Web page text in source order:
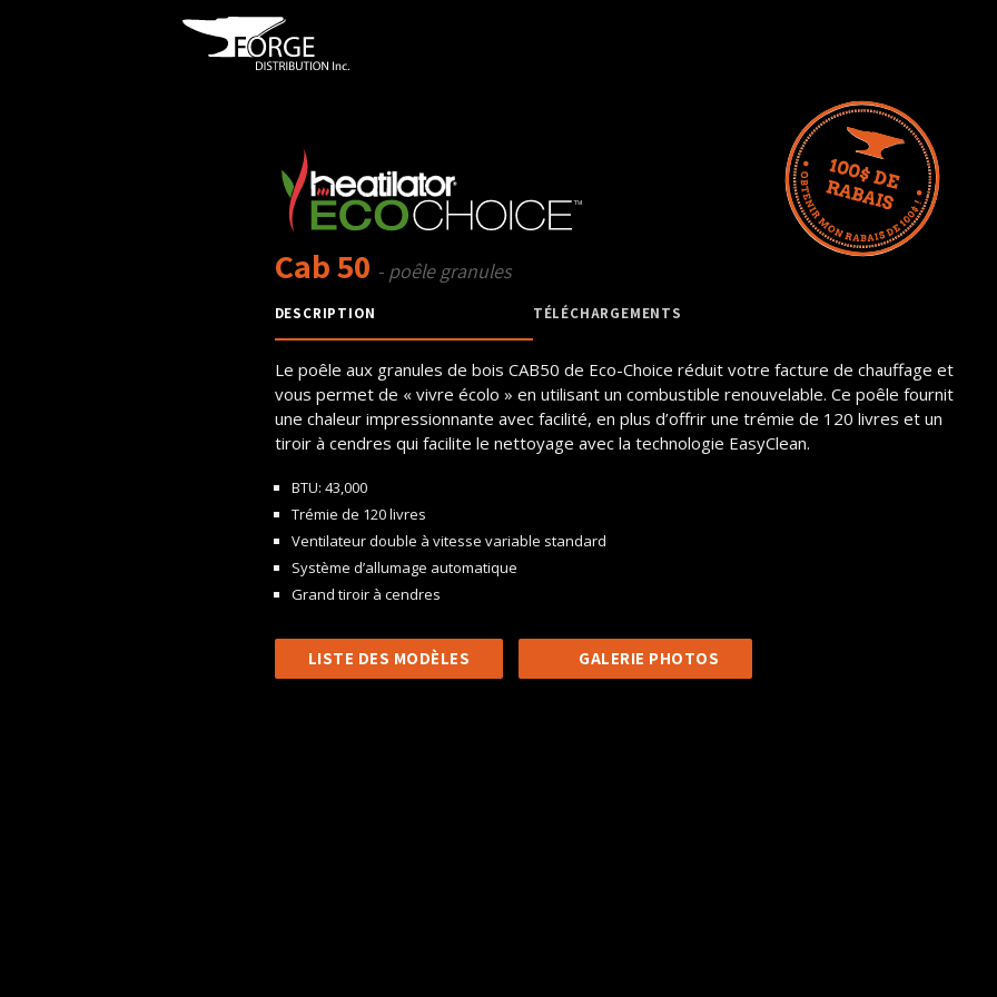
Cab 50 - poêle granules
DESCRIPTION TÉLÉCHARGEMENTS
Le poêle aux granules de bois CAB50 de Eco-Choice réduit votre facture de chauffage et
vous permet de « vivre écolo » en utilisant un combustible renouvelable. Ce poêle fournit
une chaleur impressionnante avec facilité, en plus d’offrir une trémie de 120 livres et un
tiroir à cendres qui facilite le nettoyage avec la technologie EasyClean.
BTU: 43,000
Trémie de 120 livres
Ventilateur double à vitesse variable standard
Système d’allumage automatique
Grand tiroir à cendres
LISTE DES MODÈLES GALERIE PHOTOS